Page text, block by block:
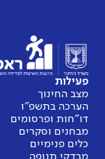
פעילות
מצב החינוך
הערכה בתשפ"ו
דו"חות ופרסומים
מבחנים וסקרים
כלים פנימיים